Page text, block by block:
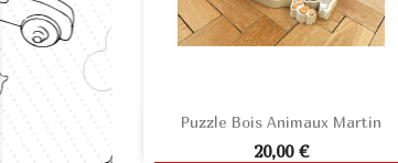
Puzzle Bois Animaux Martin
Prix
20,00 €
AJOUTER AU PANIER